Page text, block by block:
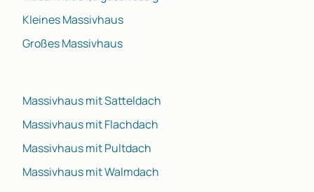
Kleines Massivhaus
Großes Massivhaus
Massivhaus mit Satteldach
Massivhaus mit Flachdach
Massivhaus mit Pultdach
Massivhaus mit Walmdach